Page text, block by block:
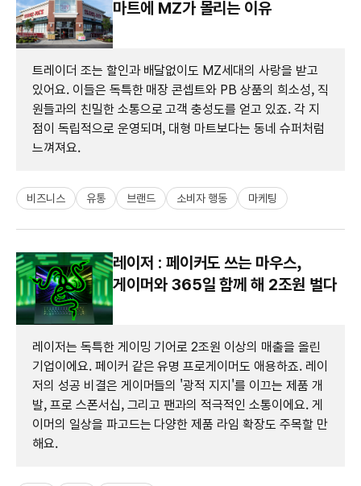
마트에 MZ가 몰리는 이유
트레이더 조는 할인과 배달없이도 MZ세대의 사랑을 받고
있어요. 이들은 독특한 매장 콘셉트와 PB 상품의 희소성, 직
원들과의 친밀한 소통으로 고객 충성도를 얻고 있죠. 각 지
점이 독립적으로 운영되며, 대형 마트보다는 동네 슈퍼처럼
느껴져요.
비즈니스 유통 브랜드 소비자 행동 마케팅
레이저 : 페이커도 쓰는 마우스,
게이머와 365일 함께 해 2조원 벌다
레이저는 독특한 게이밍 기어로 2조원 이상의 매출을 올린
기업이에요. 페이커 같은 유명 프로게이머도 애용하죠. 레이
저의 성공 비결은 게이머들의 '광적 지지'를 이끄는 제품 개
발, 프로 스폰서십, 그리고 팬과의 적극적인 소통이에요. 게
이머의 일상을 파고드는 다양한 제품 라임 확장도 주목할 만
해요.